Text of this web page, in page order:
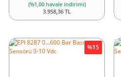
(%1,00 havale indirimi)
3.958,36 TL
%15